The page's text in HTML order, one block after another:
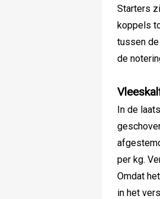
Starters
koppels
tussen
de
In de
per kg.
Omdat
in het